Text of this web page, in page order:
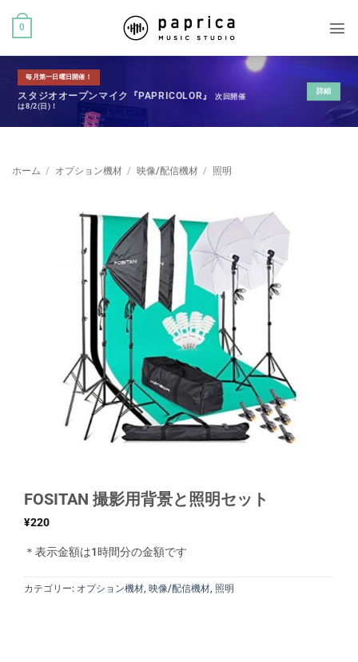
0
毎月第一日曜日開催！
スタジオオープンマイク『PAPRICOLOR』次回開催
は8/2(日)！
詳細
ホーム / オプション機材 / 映像/配信機材 / 照明
FOSITAN 撮影用背景と照明セット
¥220
＊表示金額は1時間分の金額です
カテゴリー: オプション機材, 映像/配信機材, 照明